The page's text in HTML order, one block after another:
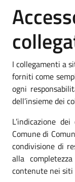
I collegamenti a
forniti come
ogni
dell’insieme dei
L’indicazione
Comune di
condivisione di
alla
contenute nei